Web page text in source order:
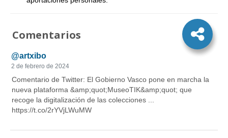
Comentarios